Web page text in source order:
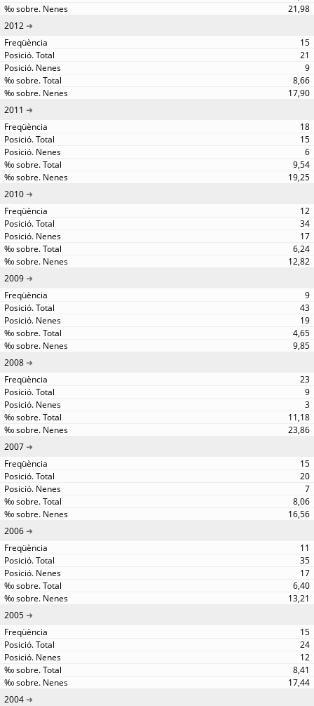
21,98
2012
15
21
9
8,66
17,90
2011
18
15
6
9,54
19,25
2010
12
34
17
6,24
12,82
2009
9
43
19
4,65
9,85
2008
23
9
3
11,18
23,86
2007
15
20
7
8,06
16,56
2006
11
35
17
6,40
13,21
2005
15
24
12
8,41
17,44
2004